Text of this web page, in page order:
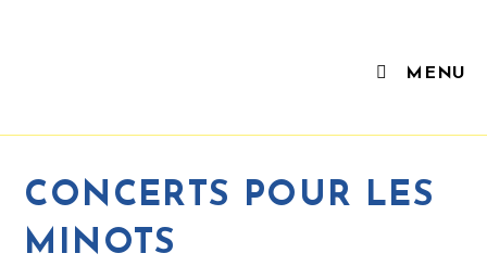
MENU
CONCERTS POUR LES
MINOTS